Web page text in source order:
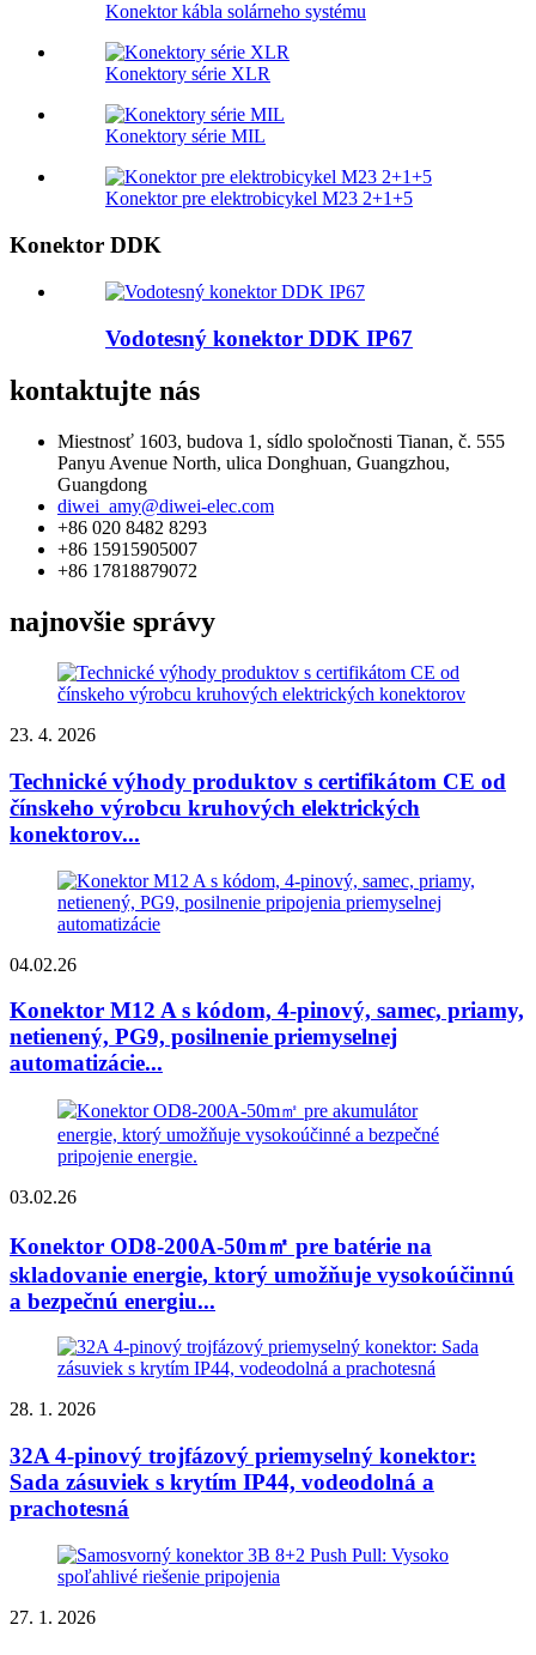
Konektor kábla solárneho systému
Konektory série XLR
Konektory série MIL
Konektor pre elektrobicykel M23 2+1+5
Konektor DDK
Vodotesný konektor DDK IP67
kontaktujte nás
Miestnosť 1603, budova 1, sídlo spoločnosti Tianan, č. 555
Panyu Avenue North, ulica Donghuan, Guangzhou,
Guangdong
diwei_amy@diwei-elec.com
+86 020 8482 8293
+86 15915905007
+86 17818879072
najnovšie správy
23. 4. 2026
Technické výhody produktov s certifikátom CE od
čínskeho výrobcu kruhových elektrických
konektorov...
04.02.26
Konektor M12 A s kódom, 4-pinový, samec, priamy,
netienený, PG9, posilnenie priemyselnej
automatizácie...
03.02.26
Konektor OD8-200A-50m㎡ pre batérie na
skladovanie energie, ktorý umožňuje vysokoúčinnú
a bezpečnú energiu...
28. 1. 2026
32A 4-pinový trojfázový priemyselný konektor:
Sada zásuviek s krytím IP44, vodeodolná a
prachotesná
27. 1. 2026